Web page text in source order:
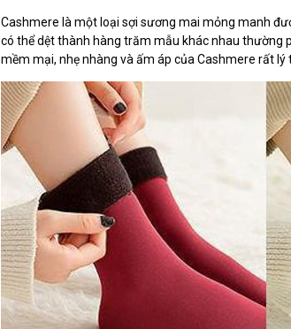
Cashmere là một loại sợi sương mai mỏng manh
có thể dệt thành hàng trăm mẫu khác nhau thường
mềm mại, nhẹ nhàng và ấm áp của Cashmere rất lý